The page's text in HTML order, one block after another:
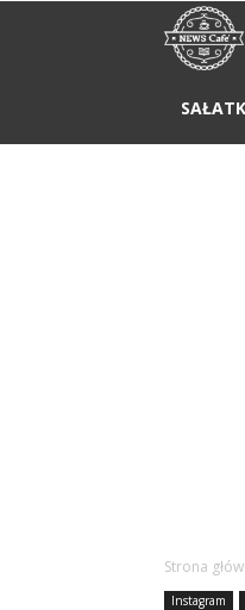
Strona
Instagram